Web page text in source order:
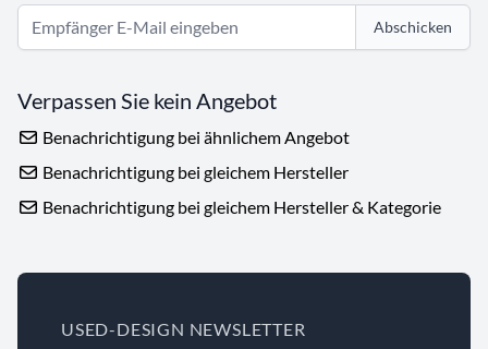
Abschicken
Verpassen Sie kein Angebot
Benachrichtigung bei ähnlichem Angebot
Benachrichtigung bei gleichem Hersteller
Benachrichtigung bei gleichem Hersteller & Kategorie
USED-DESIGN NEWSLETTER